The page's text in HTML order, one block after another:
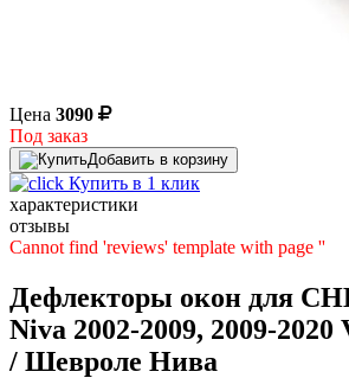
Цена 3090
Под заказ
Добавить в корзину
Купить в 1 клик
характеристики
отзывы
Cannot find 'reviews' template with page ''
Дефлекторы окон для
Niva 2002-2009, 2009-
/ Шевроле Нива